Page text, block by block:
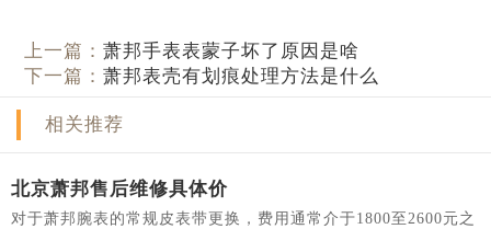
上一篇：萧邦手表表蒙子坏了原因是啥
下一篇：萧邦表壳有划痕处理方法是什么
相关推荐
北京萧邦售后维修具体价
对于萧邦腕表的常规皮表带更换，费用通常介于1800至2600元之